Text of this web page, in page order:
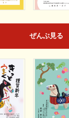
ぜんぶ見る